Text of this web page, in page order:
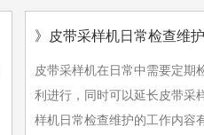
》皮带采样机日常检查维护
皮带采样机在日常中需要定期
利进行，同时可以延长皮带采
样机日常检查维护的工作内容